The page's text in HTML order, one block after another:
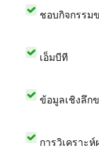
ชอบกิจกรรม
เอ็มบีที
ข้อมูลเชิงลึก
การวิเคราะ